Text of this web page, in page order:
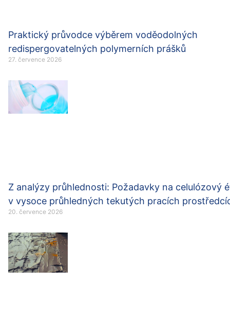
Praktický průvodce výběrem voděodolných
redispergovatelných polymerních prášků
27. července 2026
Z analýzy průhlednosti: Požadavky na celulózový
v vysoce průhledných tekutých pracích
20. července 2026